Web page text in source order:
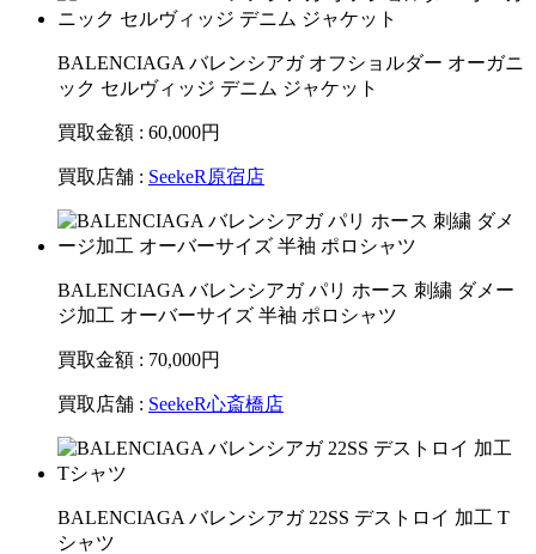
BALENCIAGA バレンシアガ オフショルダー オーガニ
ック セルヴィッジ デニム ジャケット
買取金額 : 60,000円
買取店舗 : SeekeR原宿店
BALENCIAGA バレンシアガ パリ ホース 刺繍 ダメー
ジ加工 オーバーサイズ 半袖 ポロシャツ
買取金額 : 70,000円
買取店舗 : SeekeR心斎橋店
BALENCIAGA バレンシアガ 22SS デストロイ 加工 T
シャツ